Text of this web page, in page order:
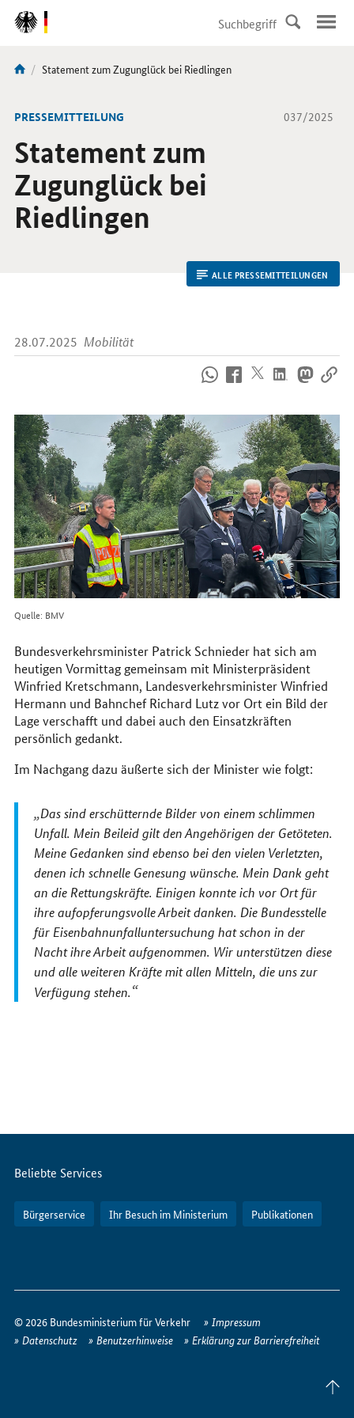
DirektZu:
Navigation
Sie
hier:
Aktuelle
Statement zum Zugunglück bei Riedlingen
PRESSEMITTEILUNG 037/2025
Statement zum
Zugunglück bei
Riedlingen
ALLE PRESSEMITTEILUNGEN
28.07.2025 Mobilität
uns
im
Internet
Quelle: BMV
Bundesverkehrsminister Patrick Schnieder hat sich am
heutigen Vormittag gemeinsam mit Ministerpräsident
Winfried Kretschmann, Landesverkehrsminister Winfried
Hermann und Bahnchef Richard Lutz vor Ort ein Bild der
Lage verschafft und dabei auch den Einsatzkräften
persönlich gedankt.
Im Nachgang dazu äußerte sich der Minister wie folgt:
Das sind erschütternde Bilder von einem schlimmen
Unfall. Mein Beileid gilt den Angehörigen der Getöteten.
Meine Gedanken sind ebenso bei den vielen Verletzten,
denen ich schnelle Genesung wünsche. Mein Dank geht
an die Rettungskräfte. Einigen konnte ich vor Ort für
ihre aufopferungsvolle Arbeit danken. Die Bundesstelle
für Eisenbahnunfalluntersuchung hat schon in der
Nacht ihre Arbeit aufgenommen. Wir unterstützen diese
und alle weiteren Kräfte mit allen Mitteln, die uns zur
Verfügung stehen.
Servicemenü
Beliebte Services
Bürgerservice Ihr Besuch im Ministerium Publikationen
erreichen
Sie
© 2026 Bundesministerium für Verkehr
Impressum
Datenschutz
Benutzerhinweise Erklärung zur Barrierefreiheit